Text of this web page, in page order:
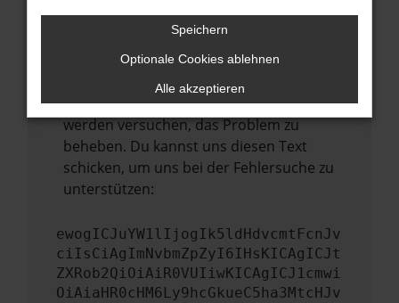
führen, dass bestimmte Funktionen nicht
mehr unterstützt werden.
Wende dich an den Webseitenbetreiber.
Wenn du alle oben genannten Schritte
versucht hast, kontaktiere uns bitte. Wir
werden versuchen, das Problem zu
beheben. Du kannst uns diesen Text
schicken, um uns bei der Fehlersuche zu
unterstützen:
ewogICJuYW1lIjogIk5ldHdvcmtFcnJv
ciIsCiAgImNvbmZpZyI6IHsKICAgICJt
ZXRob2QiOiAiR0VUIiwKICAgICJ1cmwi
OiAiaHR0cHM6Ly9hcGkueC5ha3MtcHJv
Speichern
Optionale Cookies ablehnen
Alle akzeptieren